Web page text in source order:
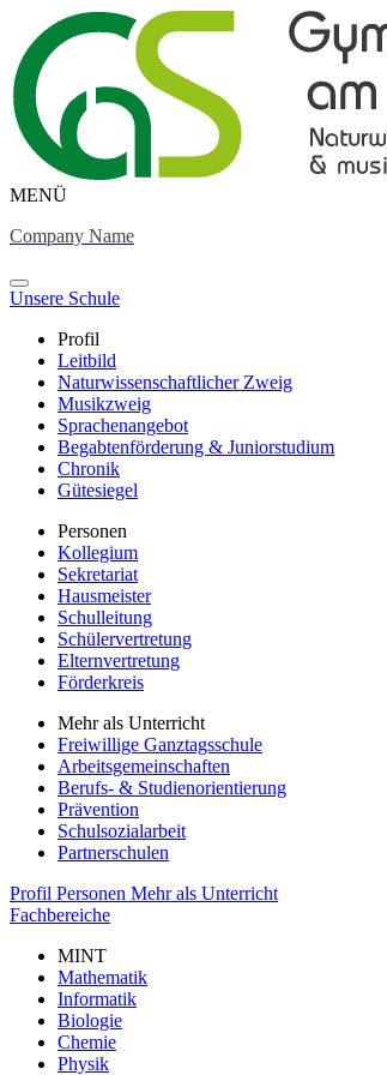
MENÜ
Company Name
Unsere Schule
Profil
Leitbild
Naturwissenschaftlicher Zweig
Musikzweig
Sprachenangebot
Begabtenförderung & Juniorstudium
Chronik
Gütesiegel
Personen
Kollegium
Sekretariat
Hausmeister
Schulleitung
Schülervertretung
Elternvertretung
Förderkreis
Mehr als Unterricht
Freiwillige Ganztagsschule
Arbeitsgemeinschaften
Berufs- & Studienorientierung
Prävention
Schulsozialarbeit
Partnerschulen
Profil Personen Mehr als Unterricht
Fachbereiche
MINT
Mathematik
Informatik
Biologie
Chemie
Physik